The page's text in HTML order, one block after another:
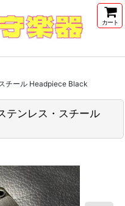
カート
チール Headpiece Black
ンレス・スチール